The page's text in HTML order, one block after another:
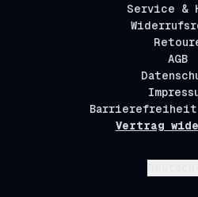
Service &
AGB
Barrierefreiheit
Vertrag